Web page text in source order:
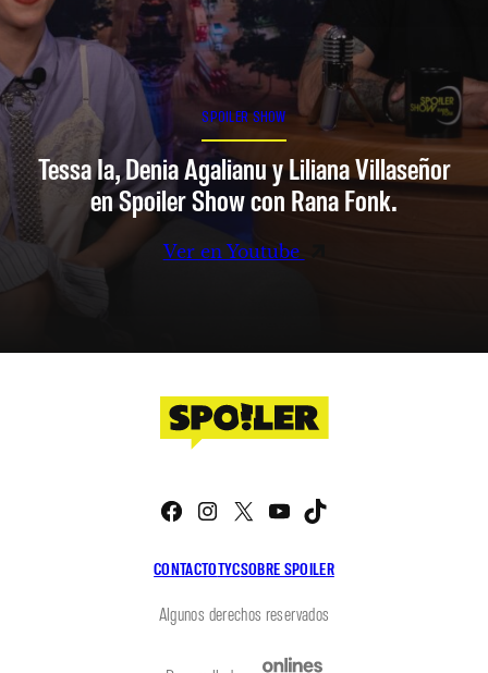
SPOILER SHOW
Tessa Ia, Denia Agalianu y Liliana Villaseñor
en Spoiler Show con Rana Fonk.
Ver en Youtube
CONTACTOTYCSOBRE SPOILER
Facebook
Instagram
X YouTube
Algunos derechos reservados